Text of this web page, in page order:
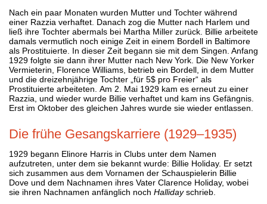
Nach ein paar Monaten wurden Mutter und Tochter während
einer Razzia verhaftet. Danach zog die Mutter nach Harlem und
ließ ihre Tochter abermals bei Martha Miller zurück. Billie arbeitete
damals vermutlich noch einige Zeit in einem Bordell in Baltimore
als Prostituierte. In dieser Zeit begann sie mit dem Singen. Anfang
1929 folgte sie dann ihrer Mutter nach New York. Die New Yorker
Vermieterin, Florence Williams, betrieb ein Bordell, in dem Mutter
und die dreizehnjährige Tochter „für 5$ pro Freier“ als
Prostituierte arbeiteten. Am 2. Mai 1929 kam es erneut zu einer
Razzia, und wieder wurde Billie verhaftet und kam ins Gefängnis.
Erst im Oktober des gleichen Jahres wurde sie wieder entlassen.
Die frühe Gesangskarriere (1929–1935)
1929 begann Elinore Harris in Clubs unter dem Namen
aufzutreten, unter dem sie bekannt wurde: Billie Holiday. Er setzt
sich zusammen aus dem Vornamen der Schauspielerin Billie
Dove und dem Nachnamen ihres Vater Clarence Holiday, wobei
sie ihren Nachnamen anfänglich noch Hallidayschrieb.